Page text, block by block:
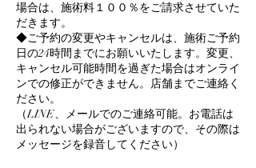
場合は、施術料１００％をご請求させていた
だきます。
◆ご予約の変更やキャンセルは、施術ご予約
日の24時間までにお願いいたします。変更、
キャンセル可能時間を過ぎた場合はオンライ
ンでの修正ができません。店舗までご連絡く
ださい。
（LINE、メールでのご連絡可能。お電話は
出られない場合がございますので、その際は
メッセージを録音してください）